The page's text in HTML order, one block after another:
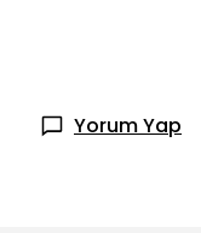
Yorum Yap